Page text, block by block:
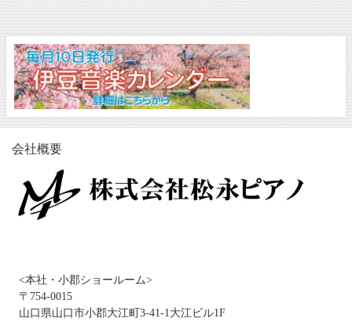
会社概要
<本社・小郡ショールーム>
〒754-0015
山口県山口市小郡大江町3-41-1大江ビル1F